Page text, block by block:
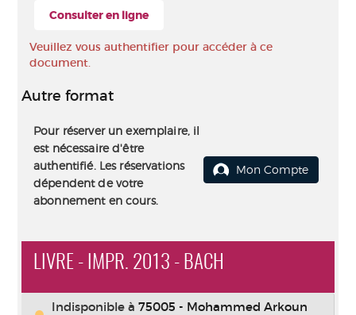
Consulter en ligne
Veuillez vous authentifier pour accéder à ce
document.
Autre format
Pour réserver un exemplaire, il
est nécessaire d'être
authentifié. Les réservations
dépendent de votre
abonnement en cours.
Mon Compte
LIVRE - IMPR. 2013 - BACH
Indisponible à 75005 - Mohammed Arkoun